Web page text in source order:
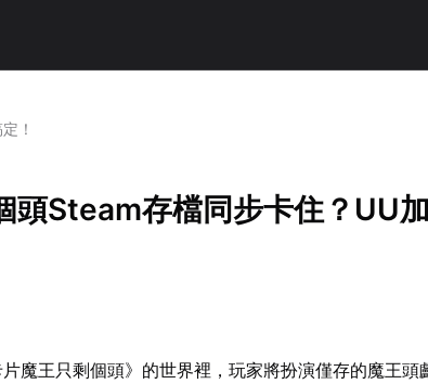
！
頭Steam存檔同步卡住？UU
魔王只剩個頭》的世界裡，玩家將扮演僅存的魔王頭